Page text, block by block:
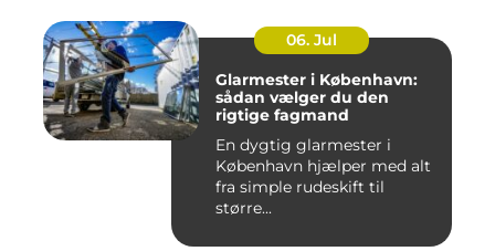
06. Jul
Glarmester i København:
sådan vælger du den
rigtige fagmand
En dygtig glarmester i
København hjælper med alt
fra simple rudeskift til
større...